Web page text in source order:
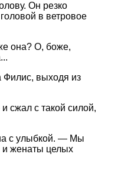
Он резко
в ветровое
она? О, боже,
выходя из
с такой силой,
с улыбкой. — Мы
женаты целых